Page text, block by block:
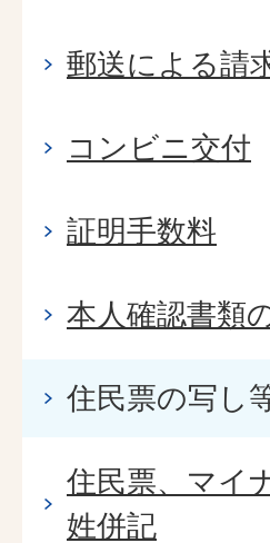
郵送による請
コンビニ交付
証明手数料
本人確認書類
住民票の写し
住民票、マイ
姓併記